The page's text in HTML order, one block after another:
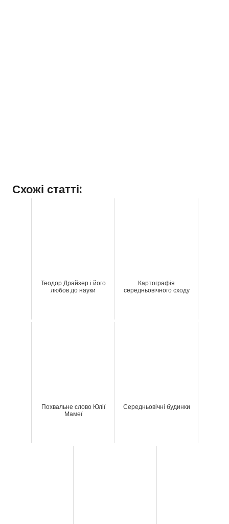
Схожі статті:
Теодор Драйзер і його
любов до науки
Картографія
середньовічного сходу
Похвальне слово Юлії
Мамеї
Середньовічні будинки